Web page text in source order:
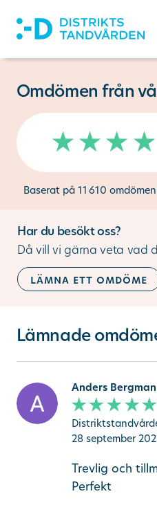
Våra
Frågor och svar
Priser och
Kontakta oss
Remiss
Ändra/
Sök
other languages
Omdömen från
Baserat på 11 610
Har du besökt oss?
Då vill vi gärna veta vad
lämna ett omdöme
Lämnade
Anders Bergman
28 september
Trevlig och
Perfekt